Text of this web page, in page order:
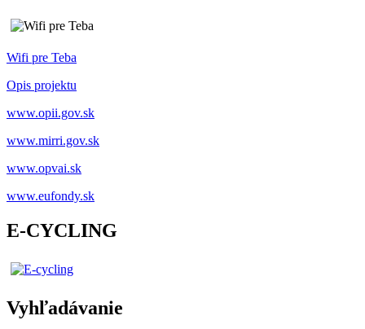
Wifi pre Teba
Opis projektu
www.opii.gov.sk
www.mirri.gov.sk
www.opvai.sk
www.eufondy.sk
E-CYCLING
Vyhľadávanie